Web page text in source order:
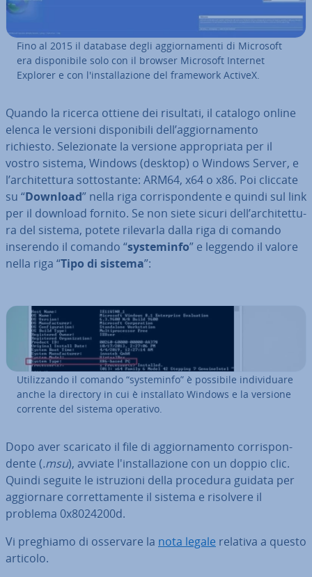
Fino al 2015 il database degli ag­gior­na­men­ti di Microsoft
era di­spo­ni­bi­le solo con il browser Microsoft Internet
Explorer e con l'in­stal­la­zio­ne del framework ActiveX.
Quando la ricerca ottiene dei risultati, il catalogo online
elenca le versioni di­spo­ni­bi­li dell’ag­gior­na­men­to
richiesto. Se­le­zio­na­te la versione ap­pro­pria­ta per il
vostro sistema, Windows (desktop) o Windows Server, e
l’ar­chi­tet­tu­ra sot­to­stan­te: ARM64, x64 o x86. Poi cliccate
su “Download” nella riga cor­ri­spon­den­te e quindi sul link
per il download fornito. Se non siete sicuri dell’ar­chi­tet­tu­
ra del sistema, potete rilevarla dalla riga di comando
inserendo il comando “sy­ste­min­fo” e leggendo il valore
nella riga “Tipo di sistema”:
Uti­liz­zan­do il comando “sy­ste­min­fo” è possibile in­di­vi­dua­re
anche la directory in cui è in­stal­la­to Windows e la versione
corrente del sistema operativo.
Dopo aver scaricato il file di ag­gior­na­men­to cor­ri­spon­
den­te (.msu), avviate l'in­stal­la­zio­ne con un doppio clic.
Quindi seguite le istru­zio­ni della procedura guidata per
ag­gior­na­re cor­ret­ta­men­te il sistema e risolvere il
problema 0x8024200d.
Vi preghiamo di osservare la nota legale relativa a questo
articolo.